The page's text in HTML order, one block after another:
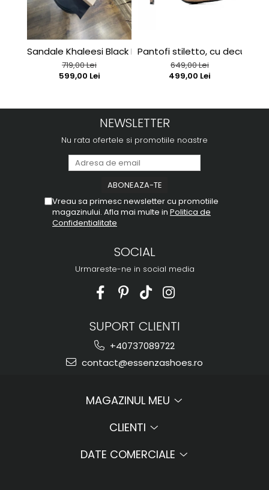
Sandale Khaleesi Black Patent
719,00 Lei
599,00 Lei
Pantofi stiletto, cu decupaj
649,00 Lei
499,00 Lei
NEWSLETTER
Nu rata ofertele si promotiile noastre
Vreau sa primesc newsletter cu promotiile
magazinului. Afla mai multe in Politica de
Confidentialitate
SOCIAL
Urmareste-ne in social media
SUPORT CLIENTI
+40737089722
contact@essenzashoes.ro
MAGAZINUL MEU
CLIENTI
DATE COMERCIALE